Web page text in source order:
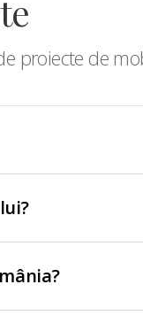
proiecte de